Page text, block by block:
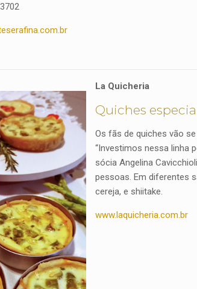
La Quicheria
Quiches
Os fãs de quiches vão
“Investimos nessa linha
sócia Angelina
pessoas. Em diferentes
cereja, e shiitake.
www.laquicheria.com.br